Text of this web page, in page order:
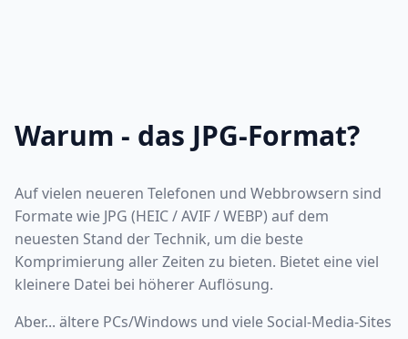
Warum - das JPG-Format?
Auf vielen neueren Telefonen und Webbrowsern sind
Formate wie JPG (HEIC / AVIF / WEBP) auf dem
neuesten Stand der Technik, um die beste
Komprimierung aller Zeiten zu bieten. Bietet eine viel
kleinere Datei bei höherer Auflösung.
Aber... ältere PCs/Windows und viele Social-Media-Sites